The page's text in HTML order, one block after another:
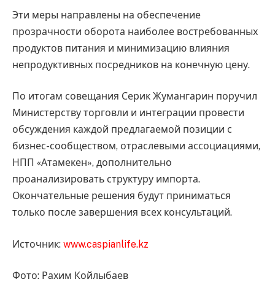
Эти меры направлены на обеспечение
прозрачности оборота наиболее востребованных
продуктов питания и минимизацию влияния
непродуктивных посредников на конечную цену.
По итогам совещания Серик Жумангарин поручил
Министерству торговли и интеграции провести
обсуждения каждой предлагаемой позиции с
бизнес-сообществом, отраслевыми ассоциациями,
НПП «Атамекен», дополнительно
проанализировать структуру импорта.
Окончательные решения будут приниматься
только после завершения всех консультаций.
Источник: www.caspianlife.kz
Фото: Рахим Койлыбаев